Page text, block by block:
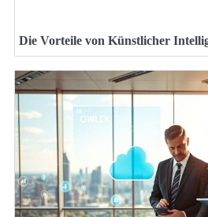
Die Vorteile von Künstlicher